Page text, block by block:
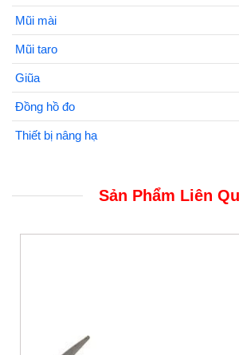
Mũi mài
Mũi taro
Giũa
Đồng hồ đo
Thiết bị nâng hạ
Sản Phẩm Liên